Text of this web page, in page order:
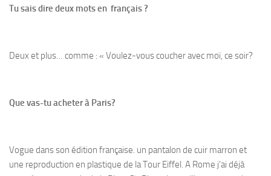
Tu sais dire deux mots en français ?
Deux et plus… comme : « Voulez-vous coucher avec moï, ce soir?
Que vas-tu acheter à Paris?
Vogue dans son édition française. un pantalon de cuir marron et
une reproduction en plastique de la Tour Eiffel. A Rome j’ai déjà